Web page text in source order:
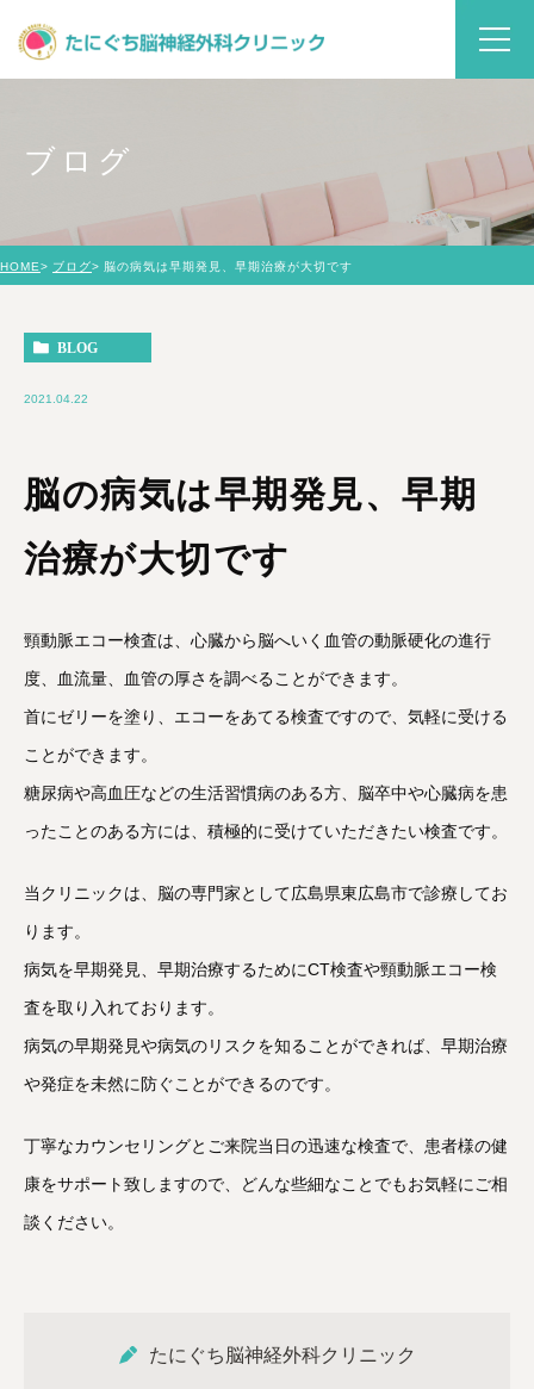
ブログ
HOME ブログ 脳の病気は早期発見、早期治療が大切です
BLOG
2021.04.22
脳の病気は早期発見、早期
治療が大切です
頸動脈エコー検査は、心臓から脳へいく血管の動脈硬化の進行
度、血流量、血管の厚さを調べることができます。
首にゼリーを塗り、エコーをあてる検査ですので、気軽に受ける
ことができます。
糖尿病や高血圧などの生活習慣病のある方、脳卒中や心臓病を患
ったことのある方には、積極的に受けていただきたい検査です。
当クリニックは、脳の専門家として広島県東広島市で診療してお
ります。
病気を早期発見、早期治療するためにCT検査や頸動脈エコー検
査を取り入れております。
病気の早期発見や病気のリスクを知ることができれば、早期治療
や発症を未然に防ぐことができるのです。
丁寧なカウンセリングとご来院当日の迅速な検査で、患者様の健
康をサポート致しますので、どんな些細なことでもお気軽にご相
談ください。
たにぐち脳神経外科クリニック